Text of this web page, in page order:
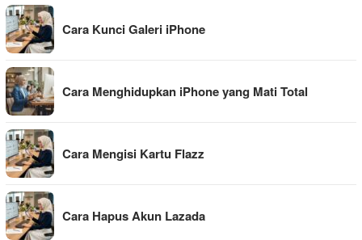
Cara Kunci Galeri iPhone
Cara Menghidupkan iPhone yang Mati Total
Cara Mengisi Kartu Flazz
Cara Hapus Akun Lazada